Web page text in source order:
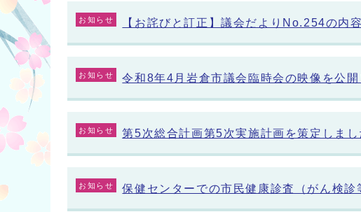
お知らせ 【お詫びと訂正】議会だよりNo.254の内
お知らせ 令和8年4月岩倉市議会臨時会の映像を公開
お知らせ 第5次総合計画第5次実施計画を策定しまし
お知らせ 保健センターでの市民健康診査（がん検診